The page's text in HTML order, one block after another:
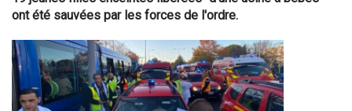
ont été sauvées par les forces de l'ordre.